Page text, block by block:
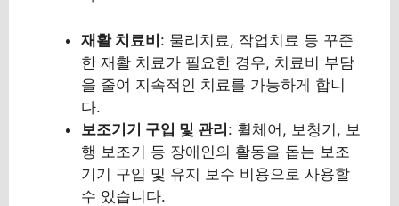
재활 치료비: 물리치료, 작업치료 등 꾸준
한 재활 치료가 필요한 경우, 치료비 부담
을 줄여 지속적인 치료를 가능하게 합니
다.
보조기기 구입 및 관리: 휠체어, 보청기, 보
행 보조기 등 장애인의 활동을 돕는 보조
기기 구입 및 유지 보수 비용으로 사용할
수 있습니다.